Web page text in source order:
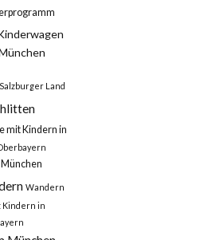
Salzburger Land
mit Kindern in
Wandern
Kindern in